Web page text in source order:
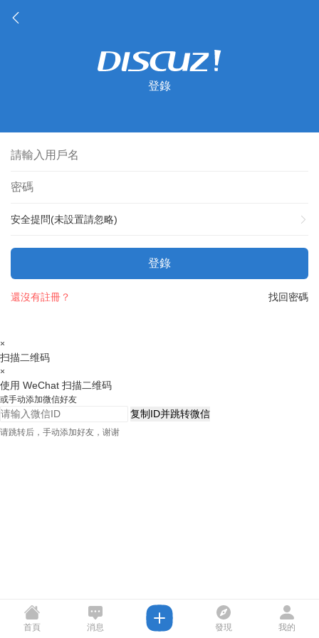
登錄
安全提問(未設置請忽略)
登錄
找回密碼
還沒有註冊？
×
扫描二维码
×
使用 WeChat 扫描二维码
或手动添加微信好友
复制ID并跳转微信
请跳转后，手动添加好友，谢谢
首頁 消息 發現 我的